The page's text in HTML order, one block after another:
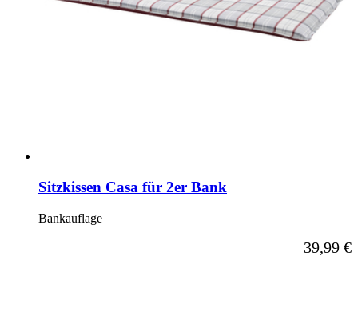
Sitzkissen Casa für 2er Bank
Bankauflage
Ab
39,99 €